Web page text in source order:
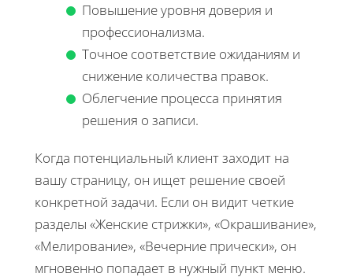
Повышение уровня доверия и
профессионализма.
Точное соответствие ожиданиям и
снижение количества правок.
Облегчение процесса принятия
решения о записи.
Когда потенциальный клиент заходит на
вашу страницу, он ищет решение своей
конкретной задачи. Если он видит четкие
разделы «Женские стрижки», «Окрашивание»,
«Мелирование», «Вечерние прически», он
мгновенно попадает в нужный пункт меню.